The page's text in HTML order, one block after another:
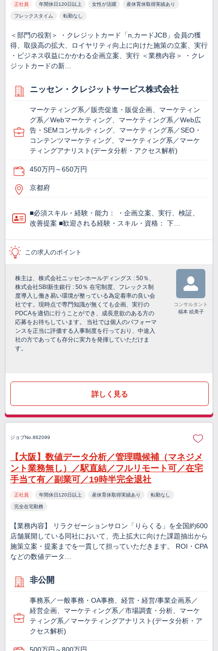
正社員 年間休日120日以上 女性が活躍 産休育休取得実績あり
フレックスタイム 転勤なし
＜部門の役割＞ ・クレジットカード「n,カードJCB」会員の獲
得、取扱高の拡大、ロイヤリティ向上に向けた施策の立案、実行
・ビジネス収益にかかわる企画立案、実行 ＜業務内容＞ ・クレ
ジットカードの新…
ニッセン・クレジットサービス株式会社
マーケティング系／販売促進・販促企画、マーケティン
グ系／Webマーケティング、マーケティング系／Web広
告・SEMコンサルティング、マーケティング系／SEO・
コンテンツマーケティング、マーケティング系／マーケ
ティングアナリスト(データ分析・アクセス解析)
450万円～650万円
京都府
■必須スキル・経験・能力： ・企画立案、実行、検証、
改善提案 ■歓迎される経験・スキル・資格： 下…
この求人のポイント
株主は、株式会社ニッセンホールディングス : 50％、
株式会社SBI新生銀行 : 50％ 在宅制度、フレックス制
度導入し働き易い環境が整っている為定着率の良い会
社です。現時点で専門知識が無くても企画、実行の
PDCAを適切に行うことができ、成長意欲のある方の
応募をお待ちしています。 当社では個人のパフォーマ
ンスを正当に評価する人事制度を行っており、中途入
社の方であっても存分に実力を発揮していただけま
す。
コンサルタント
福本 絵美子
詳しく見る
ジョブNo.862099
【大阪】数値データ分析／管理職候補（マネジメ
ント業務無し）／駅直結／フルリモート可／在宅
手当て有／副業可／19時半完全退社
正社員 年間休日120日以上 産休育休取得実績あり 転勤なし
完全在宅勤務
【業務内容】 リラクゼーションサロン「りらくる」を全国約600
店舗展開している同社において、売上拡大に向けた課題抽出から
施策立案・提案までを一貫して担っていただきます。 ROI・CPA
などの数値データ…
非公開
事務系／一般事務・OA事務、経営・経営/事業企画系／
経営企画、マーケティング系／市場調査・分析、マーケ
ティング系／マーケティングアナリスト(データ分析・ア
クセス解析)